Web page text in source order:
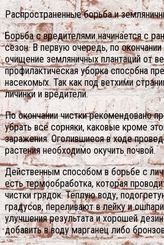
Распространенные борьба и
Борьба с вредителями начинается с
сезон. В первую очередь, по
очищение земляничных плантаций от
профилактическая уборка способна
насекомых. Так как под ветхими
личинки и вредители.
По окончании чистки рекомендовано
убрать все сорняки, каковые кроме
заражения. Оголившиеся в ходе
растения необходимо окучить почвой.
Действенным способом в борьбе с
есть термообработка, которая
чистки грядок. Тёплую воду,
градусов, переливают в лейку и
улучшения результата и хорошей
добавить в воду марганец либо